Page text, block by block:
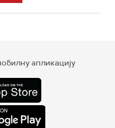
апликацију